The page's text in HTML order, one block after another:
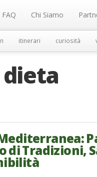
FAQ Chi Siamo
itinerari curiosità
dieta
di Tradizioni,